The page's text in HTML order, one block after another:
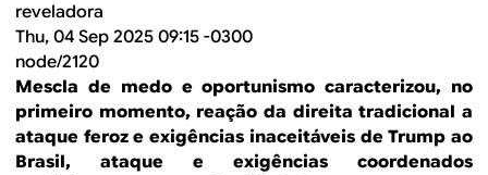
reveladora
Thu, 04 Sep 2025 09:15 -0300
node/2120
Mescla de medo e oportunismo caracterizou, no
primeiro momento, reação da direita tradicional a
ataque feroz e exigências inaceitáveis de Trump ao
Brasil, ataque e exigências coordenados